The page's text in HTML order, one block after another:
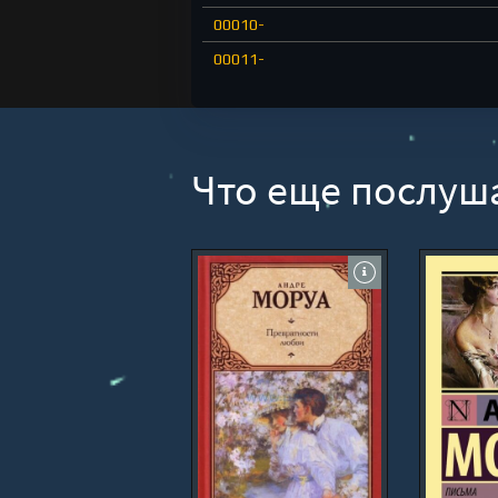
00010-
00011-
00015-
00017-
00018-
00019-
00020-
00021-
00022-
Что еще